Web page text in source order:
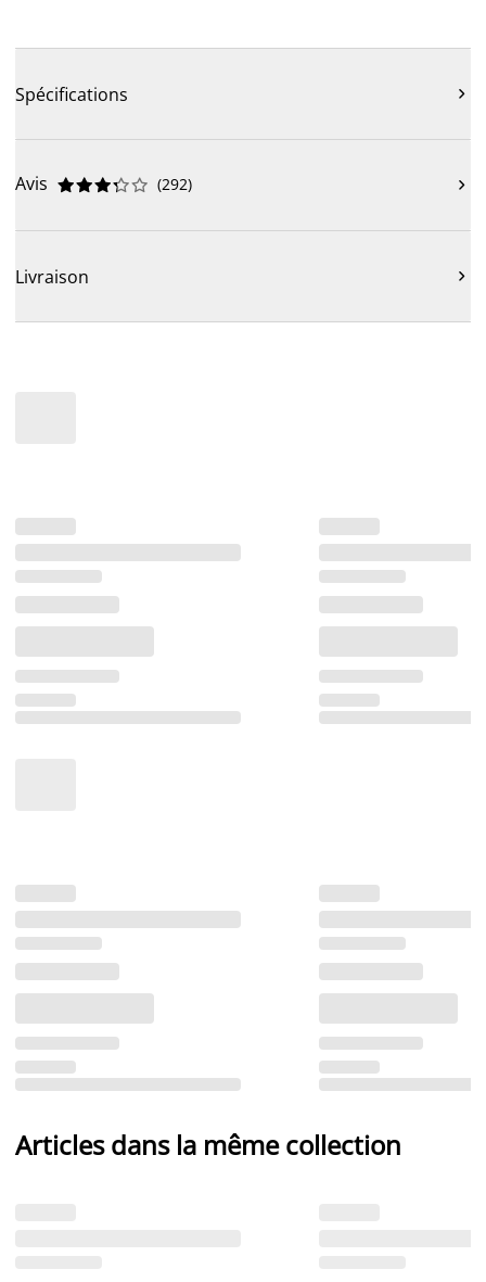
Spécifications 
Avis 




 (292) 
Livraison 
Articles dans la même collection